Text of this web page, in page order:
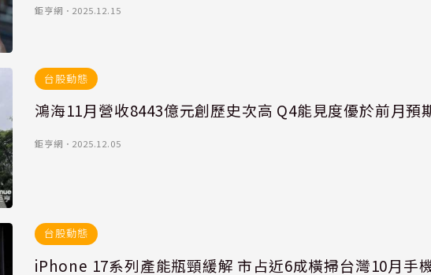
鉅亨網 ． 2025.12.15
台股動態
鴻海11月營收8443億元創歷史次高 Q4能見度優於前月預
鉅亨網 ． 2025.12.05
台股動態
iPhone 17系列產能瓶頸緩解 市占近6成橫掃台灣10月手